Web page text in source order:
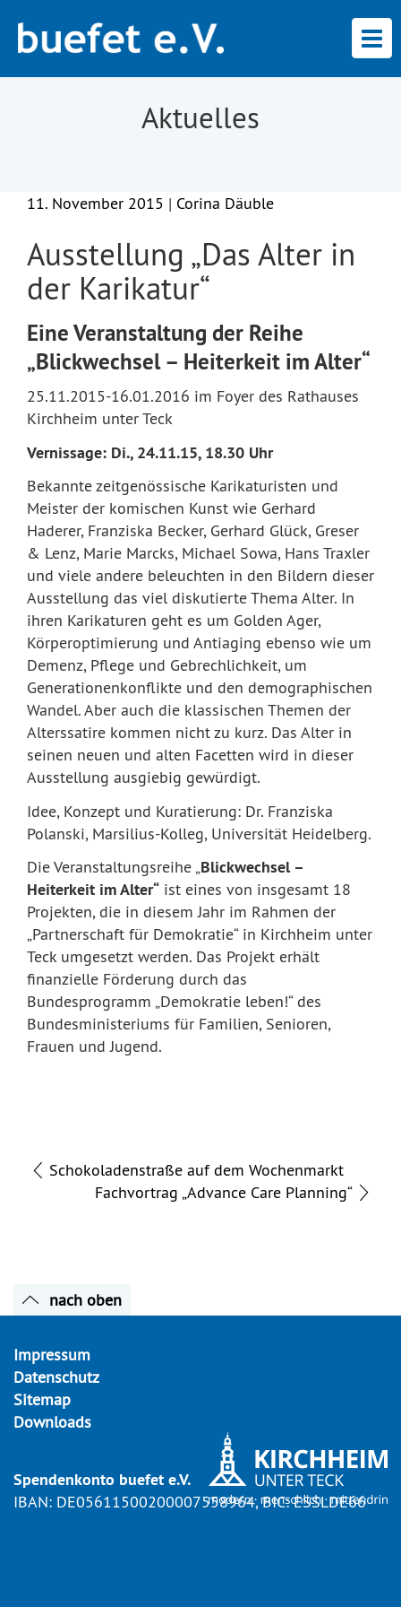
Aktuelles
11. November 2015 | Corina Däuble
Ausstellung „Das Alter in
der Karikatur“
Eine Veranstaltung der Reihe
„Blickwechsel – Heiterkeit im Alter“
25.11.2015-16.01.2016 im Foyer des Rathauses
Kirchheim unter Teck
Vernissage: Di., 24.11.15, 18.30 Uhr
Bekannte zeitgenössische Karikaturisten und
Meister der komischen Kunst wie Gerhard
Haderer, Franziska Becker, Gerhard Glück, Greser
& Lenz, Marie Marcks, Michael Sowa, Hans Traxler
und viele andere beleuchten in den Bildern dieser
Ausstellung das viel diskutierte Thema Alter. In
ihren Karikaturen geht es um Golden Ager,
Körperoptimierung und Antiaging ebenso wie um
Demenz, Pflege und Gebrechlichkeit, um
Generationenkonflikte und den demographischen
Wandel. Aber auch die klassischen Themen der
Alterssatire kommen nicht zu kurz. Das Alter in
seinen neuen und alten Facetten wird in dieser
Ausstellung ausgiebig gewürdigt.
Idee, Konzept und Kuratierung: Dr. Franziska
Polanski, Marsilius-Kolleg, Universität Heidelberg.
Die Veranstaltungsreihe „Blickwechsel –
Heiterkeit im Alter“ ist eines von insgesamt 18
Projekten, die in diesem Jahr im Rahmen der
„Partnerschaft für Demokratie“ in Kirchheim unter
Teck umgesetzt werden. Das Projekt erhält
finanzielle Förderung durch das
Bundesprogramm „Demokratie leben!“ des
Bundesministeriums für Familien, Senioren,
Frauen und Jugend.
Schokoladenstraße auf dem Wochenmarkt
Fachvortrag „Advance Care Planning“
nach oben
Impressum
Datenschutz
Sitemap
Downloads
Spendenkonto buefet e.V.
IBAN: DE05611500200007558964, BIC: ESSLDE66